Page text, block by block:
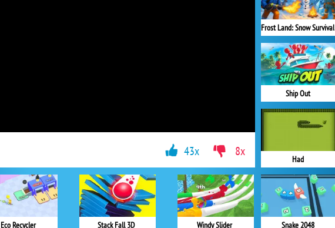
Frost Land: Snow Survival
Ship Out
Had
Snake 2048
Eco Recycler Stack Fall 3D Windy Slider
43x 8x